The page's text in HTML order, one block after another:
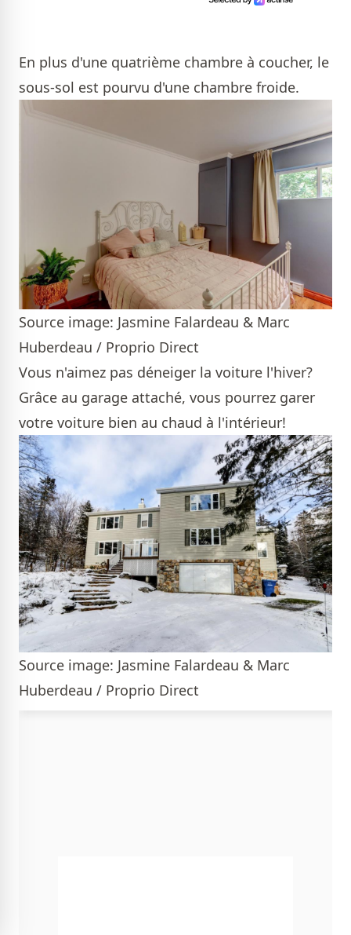
En plus d'une quatrième chambre à coucher, le
sous-sol est pourvu d'une chambre froide.
Source image: Jasmine Falardeau & Marc
Huberdeau / Proprio Direct
Vous n'aimez pas déneiger la voiture l'hiver?
Grâce au garage attaché, vous pourrez garer
votre voiture bien au chaud à l'intérieur!
Source image: Jasmine Falardeau & Marc
Huberdeau / Proprio Direct